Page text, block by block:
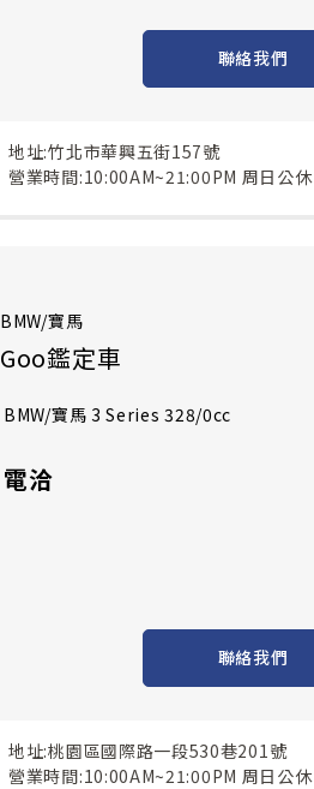
聯絡我們
地址:竹北市華興五街157號
營業時間:10:00AM~21:00PM 周日公休
BMW/寶馬
Goo鑑定車
BMW/寶馬 3 Series 328/0cc
電洽
聯絡我們
地址:桃園區國際路一段530巷201號
營業時間:10:00AM~21:00PM 周日公休